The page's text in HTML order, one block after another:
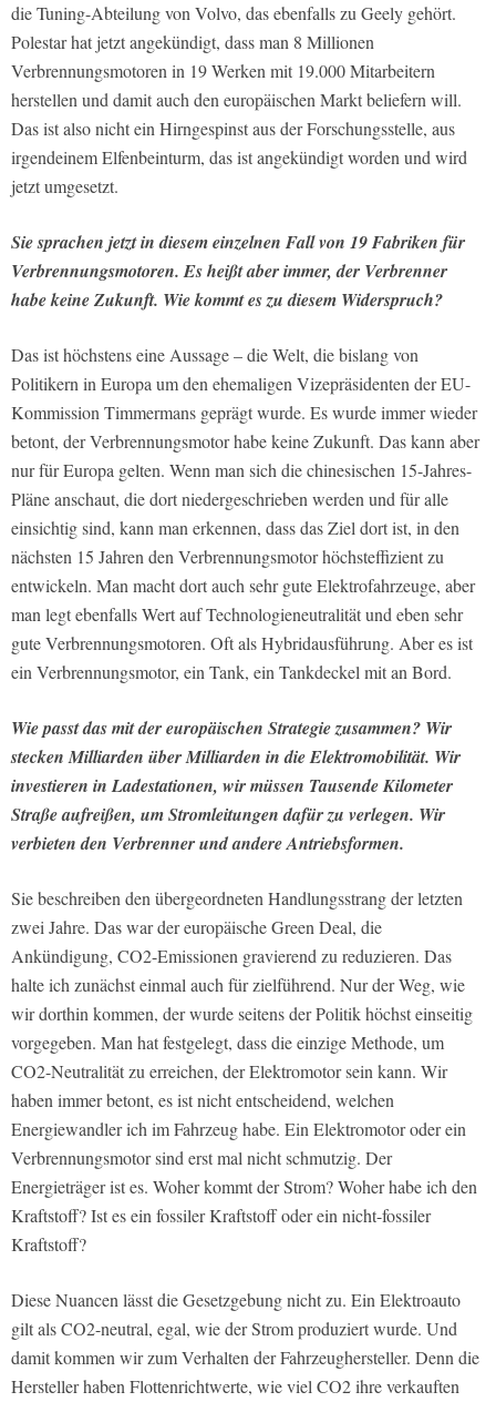
die Tuning-Abteilung von Volvo, das ebenfalls zu Geely gehört.
Polestar hat jetzt angekündigt, dass man 8 Millionen
Verbrennungsmotoren in 19 Werken mit 19.000 Mitarbeitern
herstellen und damit auch den europäischen Markt beliefern will.
Das ist also nicht ein Hirngespinst aus der Forschungsstelle, aus
irgendeinem Elfenbeinturm, das ist angekündigt worden und wird
jetzt umgesetzt.
Sie sprachen jetzt in diesem einzelnen Fall von 19 Fabriken für
Verbrennungsmotoren. Es heißt aber immer, der Verbrenner
habe keine Zukunft. Wie kommt es zu diesem Widerspruch?
Das ist höchstens eine Aussage – die Welt, die bislang von
Politikern in Europa um den ehemaligen Vizepräsidenten der EU-
Kommission Timmermans geprägt wurde. Es wurde immer wieder
betont, der Verbrennungsmotor habe keine Zukunft. Das kann aber
nur für Europa gelten. Wenn man sich die chinesischen 15-Jahres-
Pläne anschaut, die dort niedergeschrieben werden und für alle
einsichtig sind, kann man erkennen, dass das Ziel dort ist, in den
nächsten 15 Jahren den Verbrennungsmotor höchsteffizient zu
entwickeln. Man macht dort auch sehr gute Elektrofahrzeuge, aber
man legt ebenfalls Wert auf Technologieneutralität und eben sehr
gute Verbrennungsmotoren. Oft als Hybridausführung. Aber es ist
ein Verbrennungsmotor, ein Tank, ein Tankdeckel mit an Bord.
Wie passt das mit der europäischen Strategie zusammen? Wir
stecken Milliarden über Milliarden in die Elektromobilität. Wir
investieren in Ladestationen, wir müssen Tausende Kilometer
Straße aufreißen, um Stromleitungen dafür zu verlegen. Wir
verbieten den Verbrenner und andere Antriebsformen.
Sie beschreiben den übergeordneten Handlungsstrang der letzten
zwei Jahre. Das war der europäische Green Deal, die
Ankündigung, CO2-Emissionen gravierend zu reduzieren. Das
halte ich zunächst einmal auch für zielführend. Nur der Weg, wie
wir dorthin kommen, der wurde seitens der Politik höchst einseitig
vorgegeben. Man hat festgelegt, dass die einzige Methode, um
CO2-Neutralität zu erreichen, der Elektromotor sein kann. Wir
haben immer betont, es ist nicht entscheidend, welchen
Energiewandler ich im Fahrzeug habe. Ein Elektromotor oder ein
Verbrennungsmotor sind erst mal nicht schmutzig. Der
Energieträger ist es. Woher kommt der Strom? Woher habe ich den
Kraftstoff? Ist es ein fossiler Kraftstoff oder ein nicht-fossiler
Kraftstoff?
Diese Nuancen lässt die Gesetzgebung nicht zu. Ein Elektroauto
gilt als CO2-neutral, egal, wie der Strom produziert wurde. Und
damit kommen wir zum Verhalten der Fahrzeughersteller. Denn die
Hersteller haben Flottenrichtwerte, wie viel CO2 ihre verkauften